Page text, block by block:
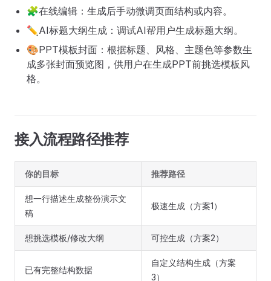
🧩在线编辑：生成后手动微调页面结构或内容。
✏️AI标题大纲生成：调试AI帮用户生成标题大纲。
🎨PPT模板封面：根据标题、风格、主题色等参数生
成多张封面预览图，供用户在生成PPT前挑选模板风
格。
接入流程路径推荐
你的目标 推荐路径
想一行描述生成整份演示文
稿
极速生成（方案1）
想挑选模板/修改大纲 可控生成（方案2）
已有完整结构数据
自定义结构生成（方案
3）